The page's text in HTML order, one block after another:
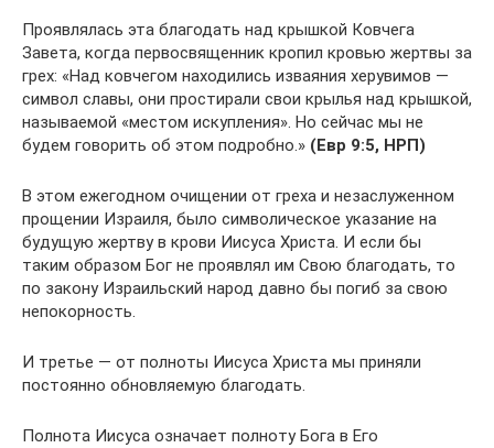
Проявлялась эта благодать над крышкой Ковчега
Завета, когда первосвященник кропил кровью жертвы за
грех: «Над ковчегом находились изваяния херувимов —
символ славы, они простирали свои крылья над крышкой,
называемой «местом искупления». Но сейчас мы не
будем говорить об этом подробно.» (Евр 9:5, НРП)
В этом ежегодном очищении от греха и незаслуженном
прощении Израиля, было символическое указание на
будущую жертву в крови Иисуса Христа. И если бы
таким образом Бог не проявлял им Свою благодать, то
по закону Израильский народ давно бы погиб за свою
непокорность.
И третье — от полноты Иисуса Христа мы приняли
постоянно обновляемую благодать.
Полнота Иисуса означает полноту Бога в Его